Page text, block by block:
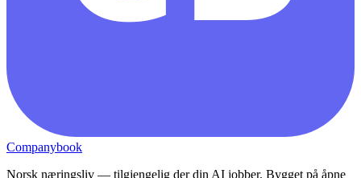
Companybook
Norsk næringsliv — tilgjengelig der din AI jobber. Bygget på åpne